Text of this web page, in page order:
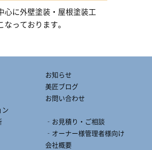
心に外壁塗装・屋根塗装工
なっております。
ン
お知らせ
美匠ブログ
お問い合わせ
‐お見積り・ご相談
‐オーナー様管理者様向け
会社概要